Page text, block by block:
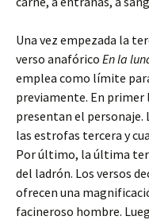
Una vez empezada la
verso anafórico En la
emplea como límite
previamente. En
presentan el personaje.
las estrofas tercera y
Por último, la última
del ladrón. Los versos
ofrecen una
facineroso hombre.